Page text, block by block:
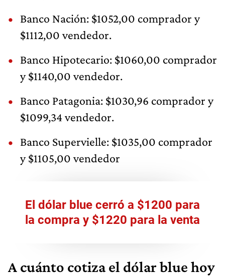
Banco Nación: $1052,00 comprador y
$1112,00 vendedor.
Banco Hipotecario: $1060,00 comprador
y $1140,00 vendedor.
Banco Patagonia: $1030,96 comprador y
$1099,34 vendedor.
Banco Supervielle: $1035,00 comprador
y $1105,00 vendedor
El dólar blue cerró a $1200 para
la compra y $1220 para la venta
A cuánto cotiza el dólar blue hoy